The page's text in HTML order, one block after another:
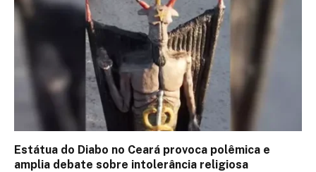
Estátua do Diabo no Ceará provoca polêmica e
amplia debate sobre intolerância religiosa